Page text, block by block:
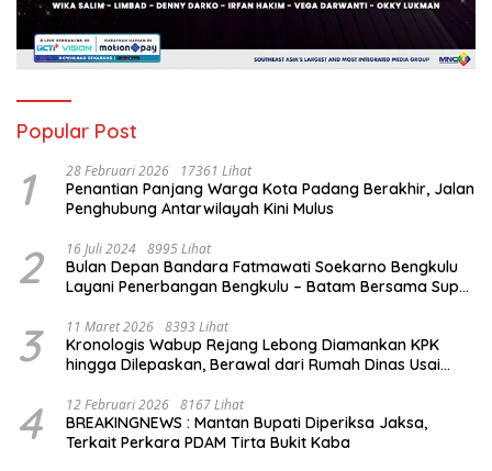
Popular Post
1 28 Februari 2026 17361 Lihat
Penantian Panjang Warga Kota Padang Berakhir, Jalan
Penghubung Antarwilayah Kini Mulus
2 16 Juli 2024 8995 Lihat
Bulan Depan Bandara Fatmawati Soekarno Bengkulu
Layani Penerbangan Bengkulu – Batam Bersama Super
3 11 Maret 2026 8393 Lihat
Kronologis Wabup Rejang Lebong Diamankan KPK
hingga Dilepaskan, Berawal dari Rumah Dinas Usai
4 12 Februari 2026 8167 Lihat
BREAKINGNEWS : Mantan Bupati Diperiksa Jaksa,
Terkait Perkara PDAM Tirta Bukit Kaba